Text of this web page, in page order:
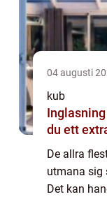
04 augusti
kub
Inglasning
du ett
De allra
utmana sig
Det kan